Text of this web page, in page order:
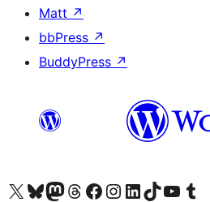
Matt ↗
bbPress ↗
BuddyPress ↗
X (eski Twitter) hesabımıza bakın
Bluesky hesabımızı ziyaret edinMastodon hesabımızı ziyaret edinThreads hesabımızı ziyaret edinFacebook sayfamızı ziyaret edinInstagram hesabımızı ziyaret edinLinkedIn hesabımızı ziyaret edinTikTok hesabımızı ziyaret edinYouTube kanalımızı ziyaret edinTumblr hesabımızı ziyaret edin